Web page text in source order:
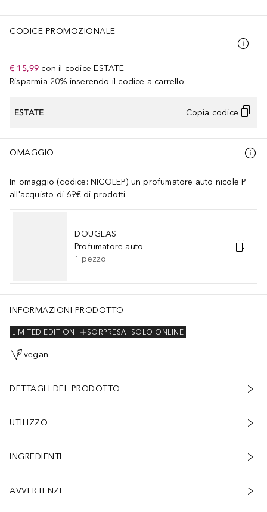
CODICE PROMOZIONALE
€ 15,99 con il codice ESTATE
Risparmia 20% inserendo il codice a carrello:
ESTATE Copia codice
OMAGGIO
In omaggio (codice: NICOLEP) un profumatore auto nicole P
all'acquisto di 69€ di prodotti.
DOUGLAS
Profumatore auto
1 pezzo
INFORMAZIONI PRODOTTO
SOLO ONLINE
SORPRESA
LIMITED EDITION
vegan
DETTAGLI DEL PRODOTTO
UTILIZZO
INGREDIENTI
AVVERTENZE